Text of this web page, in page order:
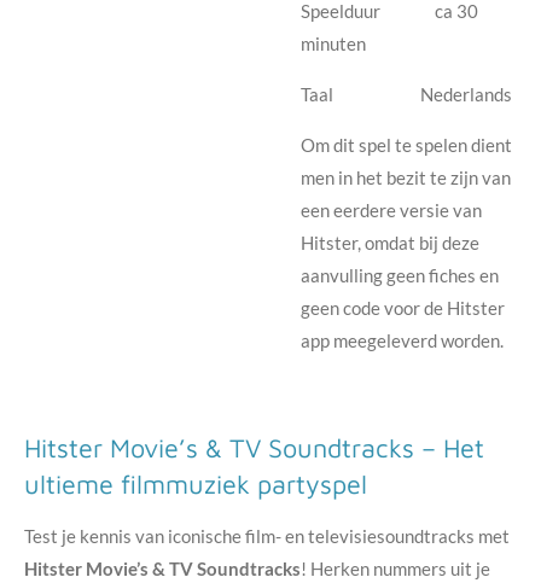
Speelduur ca 30
minuten
Taal Nederlands
Om dit spel te spelen dient
men in het bezit te zijn van
een eerdere versie van
Hitster, omdat bij deze
aanvulling geen fiches en
geen code voor de Hitster
app meegeleverd worden.
Hitster Movie’s & TV Soundtracks – Het
ultieme filmmuziek partyspel
Test je kennis van iconische film- en televisiesoundtracks met
Hitster Movie’s & TV Soundtracks! Herken nummers uit je